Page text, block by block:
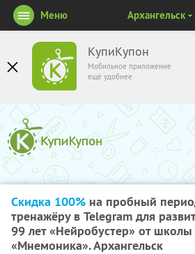
КупиКупон
Мобильное приложение
ещё удобнее
Меню Архангельск
Скидка 100% на пробный
тренажёру в Telegram для
99 лет «Нейробустер» от
«Мнемоника». Архангельск